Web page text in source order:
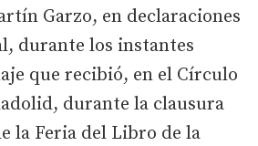
Garzo, en declaraciones
durante los instantes
que recibió, en el Círculo
durante la clausura
la Feria del Libro de la